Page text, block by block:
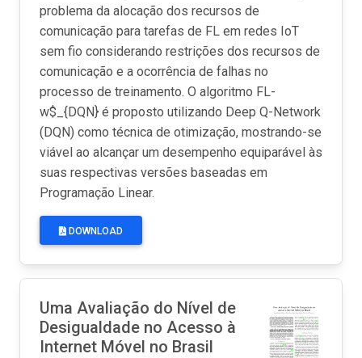
problema da alocação dos recursos de
comunicação para tarefas de FL em redes IoT
sem fio considerando restrições dos recursos de
comunicação e a ocorrência de falhas no
processo de treinamento. O algoritmo FL-
w$_{DQN} é proposto utilizando Deep Q-Network
(DQN) como técnica de otimização, mostrando-se
viável ao alcançar um desempenho equiparável às
suas respectivas versões baseadas em
Programação Linear.
DOWNLOAD
Uma Avaliação do Nível de
Desigualdade no Acesso à
Internet Móvel no Brasil